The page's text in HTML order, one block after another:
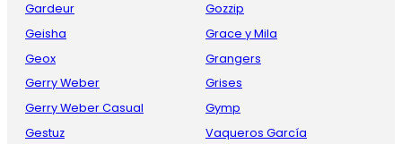
Gardeur
Geisha
Geox
Gerry Weber
Gerry Weber Casual
Gestuz
Gozzip
Grace y Mila
Grangers
Grises
Gymp
Vaqueros García